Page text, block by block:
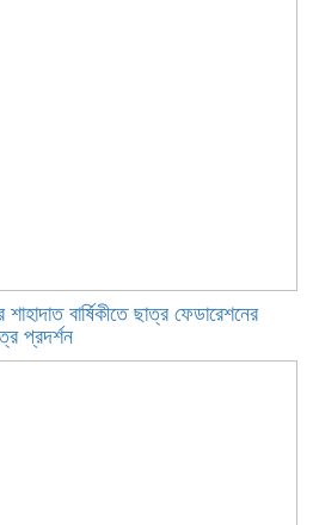
বার্ষিকীতে ছাত্র ফেডারেশনের
প্রদর্শন